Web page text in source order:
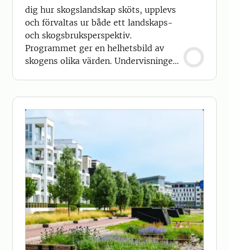
dig hur skogslandskap sköts, upplevs
och förvaltas ur både ett landskaps-
och skogsbruksperspektiv.
Programmet ger en helhetsbild av
skogens olika värden. Undervisningen